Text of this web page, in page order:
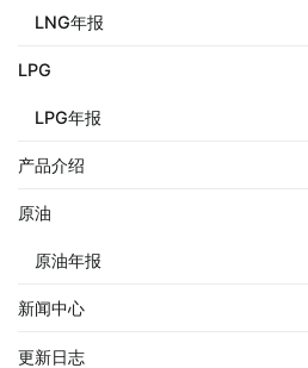
LNG年报
LPG
LPG年报
产品介绍
原油
原油年报
新闻中心
更新日志